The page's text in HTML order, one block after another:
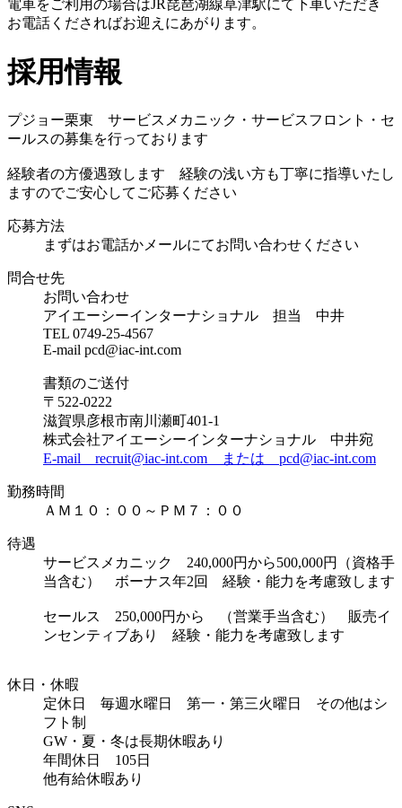
電車をご利用の場合はJR琵琶湖線草津駅にて下車いただき
お電話くださればお迎えにあがります。
採用情報
プジョー栗東 サービスメカニック・サービスフロント・セ
ールスの募集を行っております
経験者の方優遇致します 経験の浅い方も丁寧に指導いたし
ますのでご安心してご応募ください
応募方法
まずはお電話かメールにてお問い合わせください
問合せ先
お問い合わせ
アイエーシーインターナショナル 担当 中井
TEL 0749-25-4567
E-mail pcd@iac-int.com
書類のご送付
〒522-0222
滋賀県彦根市南川瀬町401-1
株式会社アイエーシーインターナショナル 中井宛
E-mail recruit@iac-int.com または pcd@iac-int.com
勤務時間
ＡＭ１０：００～ＰＭ７：００
待遇
サービスメカニック 240,000円から500,000円（資格手
当含む） ボーナス年2回 経験・能力を考慮致します
セールス 250,000円から （営業手当含む） 販売イ
ンセンティブあり 経験・能力を考慮致します
休日・休暇
定休日 毎週水曜日 第一・第三火曜日 その他はシ
フト制
GW・夏・冬は長期休暇あり
年間休日 105日
他有給休暇あり